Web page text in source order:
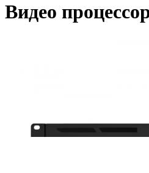
Видео